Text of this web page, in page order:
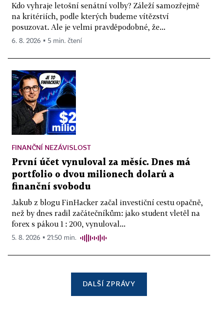
Kdo vyhraje letošní senátní volby? Záleží samozřejmě
na kritériích, podle kterých budeme vítězství
posuzovat. Ale je velmi pravděpodobné, že...
6. 8. 2026 ▪ 5 min. čtení
FINANČNÍ NEZÁVISLOST
První účet vynuloval za měsíc. Dnes má
portfolio o dvou milionech dolarů a
finanční svobodu
Jakub z blogu FinHacker začal investiční cestu opačně,
než by dnes radil začátečníkům: jako student vletěl na
forex s pákou 1 : 200, vynuloval...
5. 8. 2026 ▪ 21:50 min.
DALŠÍ ZPRÁVY